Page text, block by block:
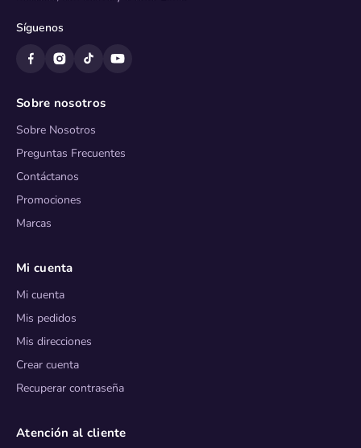
Síguenos
Sobre nosotros
Sobre Nosotros
Preguntas Frecuentes
Contáctanos
Promociones
Marcas
Mi cuenta
Mi cuenta
Mis pedidos
Mis direcciones
Crear cuenta
Recuperar contraseña
Atención al cliente